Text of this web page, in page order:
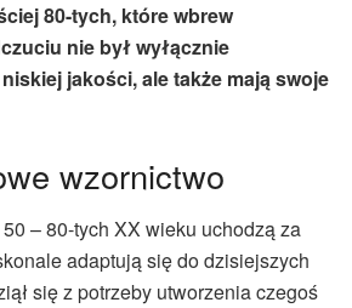
80-tych, które wbrew
nie był wyłącznie
jakości, ale także mają swoje
wzornictwo
– 80-tych XX wieku uchodzą za
adaptują się do dzisiejszych
się z potrzeby utworzenia czegoś